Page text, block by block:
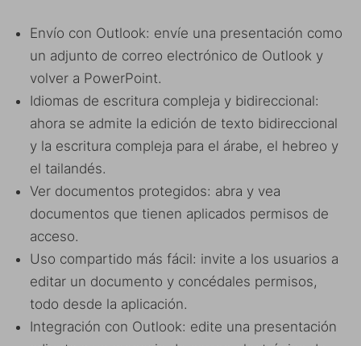
Envío con Outlook: envíe una presentación como
un adjunto de correo electrónico de Outlook y
volver a PowerPoint.
Idiomas de escritura compleja y bidireccional:
ahora se admite la edición de texto bidireccional
y la escritura compleja para el árabe, el hebreo y
el tailandés.
Ver documentos protegidos: abra y vea
documentos que tienen aplicados permisos de
acceso.
Uso compartido más fácil: invite a los usuarios a
editar un documento y concédales permisos,
todo desde la aplicación.
Integración con Outlook: edite una presentación